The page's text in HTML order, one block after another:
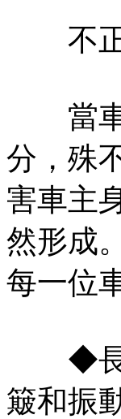
不正
當車
分，殊
害車主
然形成
每一位
◆長期
簸和振